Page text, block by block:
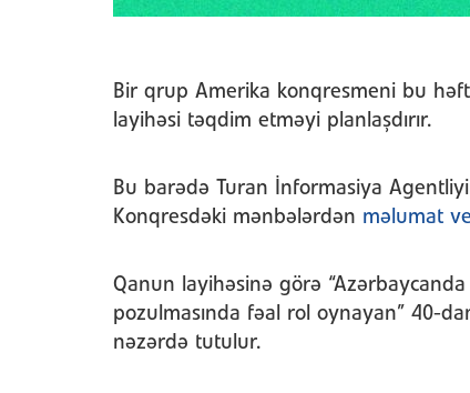
Bir qrup Amerika konqresmeni bu
layihəsi təqdim etməyi planlaşdırır.
Bu barədə Turan İnformasiya
Konqresdəki mənbələrdən məlumat
Qanun layihəsinə görə
pozulmasında fəal rol oynayan” 40-
nəzərdə tutulur.